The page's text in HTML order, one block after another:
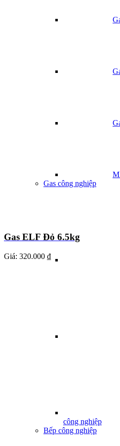
Gas công nghiệp
công nghiệp
Bếp công nghiệp
Gas ELF Đỏ 6.5kg
Giá: 320.000 ₫